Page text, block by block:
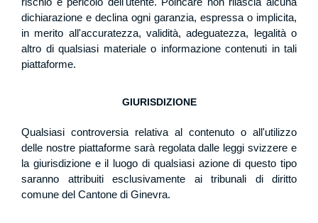
dichiarazione e declina ogni garanzia, espressa o implicita,
in merito all'accuratezza, validità, adeguatezza, legalità o
altro di qualsiasi materiale o informazione contenuti in tali
piattaforme.
GIURISDIZIONE
Qualsiasi controversia relativa al contenuto o all'utilizzo
delle nostre piattaforme sarà regolata dalle leggi svizzere e
la giurisdizione e il luogo di qualsiasi azione di questo tipo
saranno attribuiti esclusivamente ai tribunali di diritto
comune del Cantone di Ginevra.